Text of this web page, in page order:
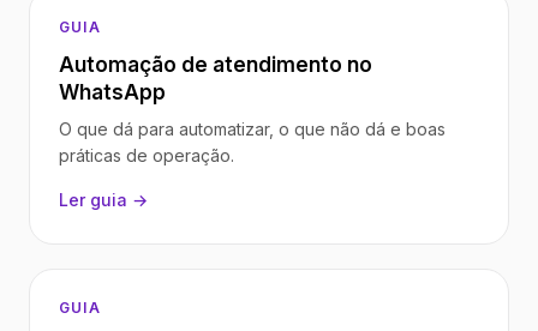
GUIA
Automação de atendimento no
WhatsApp
O que dá para automatizar, o que não dá e boas
práticas de operação.
Ler guia →
GUIA